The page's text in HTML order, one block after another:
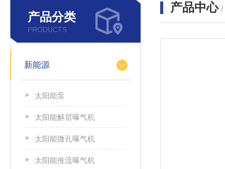
产品分类
PRODUCTS
新能源
太阳能泵
太阳能解层曝气机
太阳能微孔曝气机
太阳能推流曝气机
产品中心 /